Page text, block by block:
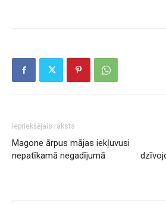
Iepriekšējais raksts
Magone ārpus mājas iekļuvusi
nepatīkamā negadījumā